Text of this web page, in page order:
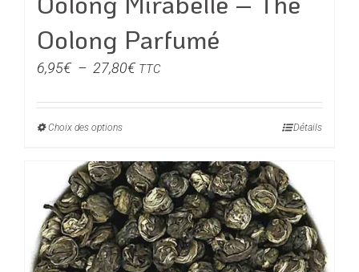
Oolong Parfumé
6,95€ – 27,80€Plage
prix :
27,80€
TTC
Choix des optionsCe
a
plusieurs
variations.
Les
options
Détails